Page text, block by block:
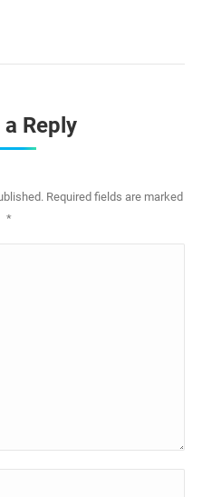
Reply
Required fields are marked
*